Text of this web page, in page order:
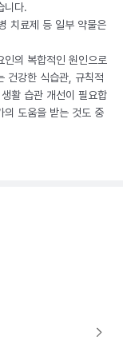
니다.
치료제 등 일부 약물은
의 복합적인 원인으로
건강한 식습관, 규칙적
활 습관 개선이 필요합
의 도움을 받는 것도 중